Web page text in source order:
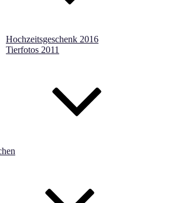
Hochzeitsgeschenk 2016
Tierfotos 2011